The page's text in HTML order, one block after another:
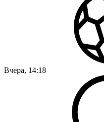
Вчера, 14:18